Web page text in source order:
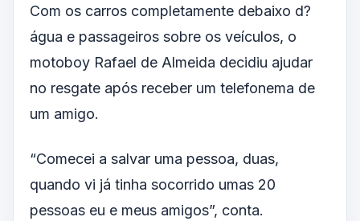
Com os carros completamente debaixo d?
água e passageiros sobre os veículos, o
motoboy Rafael de Almeida decidiu ajudar
no resgate após receber um telefonema de
um amigo.
“Comecei a salvar uma pessoa, duas,
quando vi já tinha socorrido umas 20
pessoas eu e meus amigos”, conta.